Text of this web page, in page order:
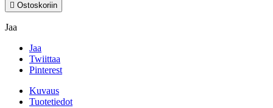
 Ostoskoriin
Jaa
Jaa
Twiittaa
Pinterest
Kuvaus
Tuotetiedot